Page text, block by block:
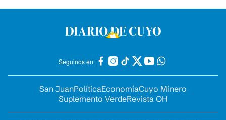
Seguinos en:
San JuanPolíticaEconomíaCuyo Minero
Suplemento VerdeRevista OH